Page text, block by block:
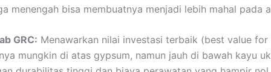
menengah bisa membuatnya menjadi lebih mahal pada
GRC: Menawarkan nilai investasi terbaik (best value for
mungkin di atas gypsum, namun jauh di bawah kayu